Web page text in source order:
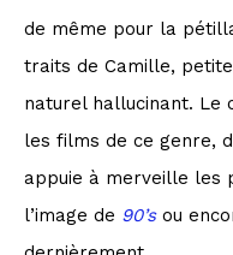
de même pour la
traits de Camille,
naturel hallucinant. Le
les films de ce genre,
appuie à merveille les
l’image de 90’sou